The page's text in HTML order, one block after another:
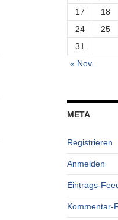
17
18
24
25
31
« Nov.
META
Registrieren
Anmelden
Eintrags-
Kommentar-